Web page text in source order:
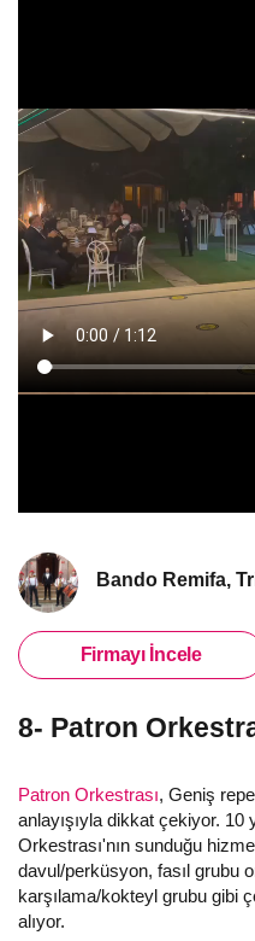
Bando Remifa,
Firmayı İncele
8- Patron
Patron Orkestrası, Geniş
anlayışıyla dikkat çekiyor. 10
Orkestrası'nın sunduğu
davul/perküsyon, fasıl grubu
karşılama/kokteyl grubu gibi
alıyor.